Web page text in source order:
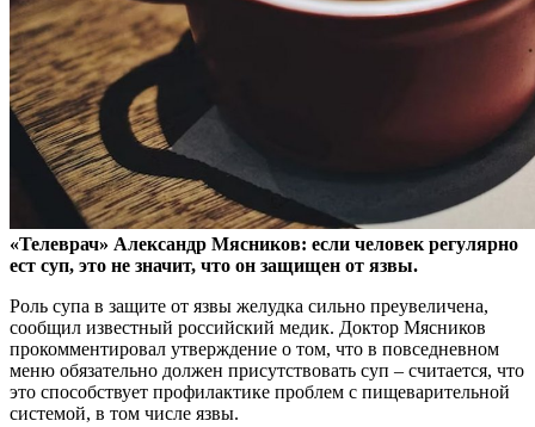
«Телеврач» Александр Мясников: если человек регулярно
ест суп, это не значит, что он защищен от язвы.
Роль супа в защите от язвы желудка сильно преувеличена,
сообщил известный российский медик. Доктор Мясников
прокомментировал утверждение о том, что в повседневном
меню обязательно должен присутствовать суп – считается, что
это способствует профилактике проблем с пищеварительной
системой, в том числе язвы.